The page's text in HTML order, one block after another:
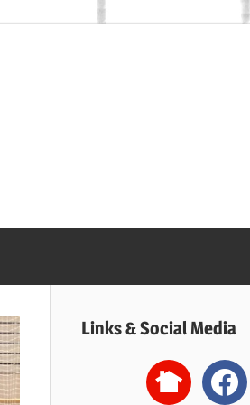
Handball
Links & Social Media
nextdoor2